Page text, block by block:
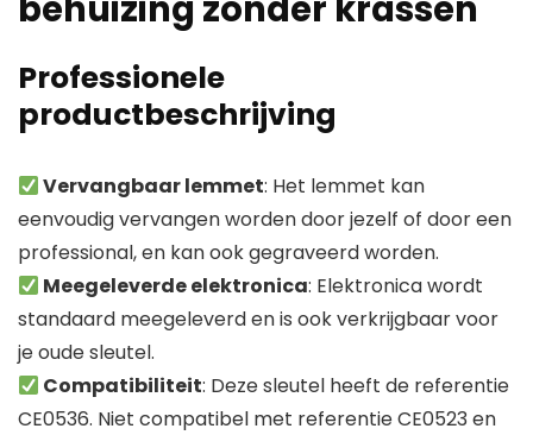
behuizing zonder krassen
Professionele
productbeschrijving
Vervangbaar lemmet: Het lemmet kan
eenvoudig vervangen worden door jezelf of door een
professional, en kan ook gegraveerd worden.
Meegeleverde elektronica: Elektronica wordt
standaard meegeleverd en is ook verkrijgbaar voor
je oude sleutel.
Compatibiliteit: Deze sleutel heeft de referentie
CE0536. Niet compatibel met referentie CE0523 en